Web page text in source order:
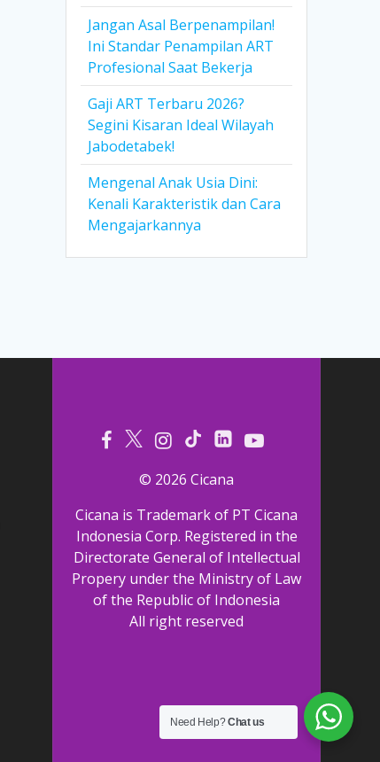
Jangan Asal Berpenampilan!
Ini Standar Penampilan ART
Profesional Saat Bekerja
Gaji ART Terbaru 2026?
Segini Kisaran Ideal Wilayah
Jabodetabek!
Mengenal Anak Usia Dini:
Kenali Karakteristik dan Cara
Mengajarkannya
© 2026 Cicana
Cicana is Trademark of PT Cicana
Indonesia Corp. Registered in the
Directorate General of Intellectual
Propery under the Ministry of Law
of the Republic of Indonesia
All right reserved
Need Help?Chat us